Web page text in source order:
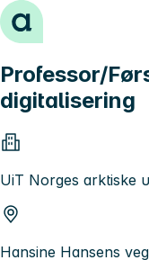
Hopp til innhold
Professor/
digitalisering
UiT Norges arktiske
Hansine Hansens